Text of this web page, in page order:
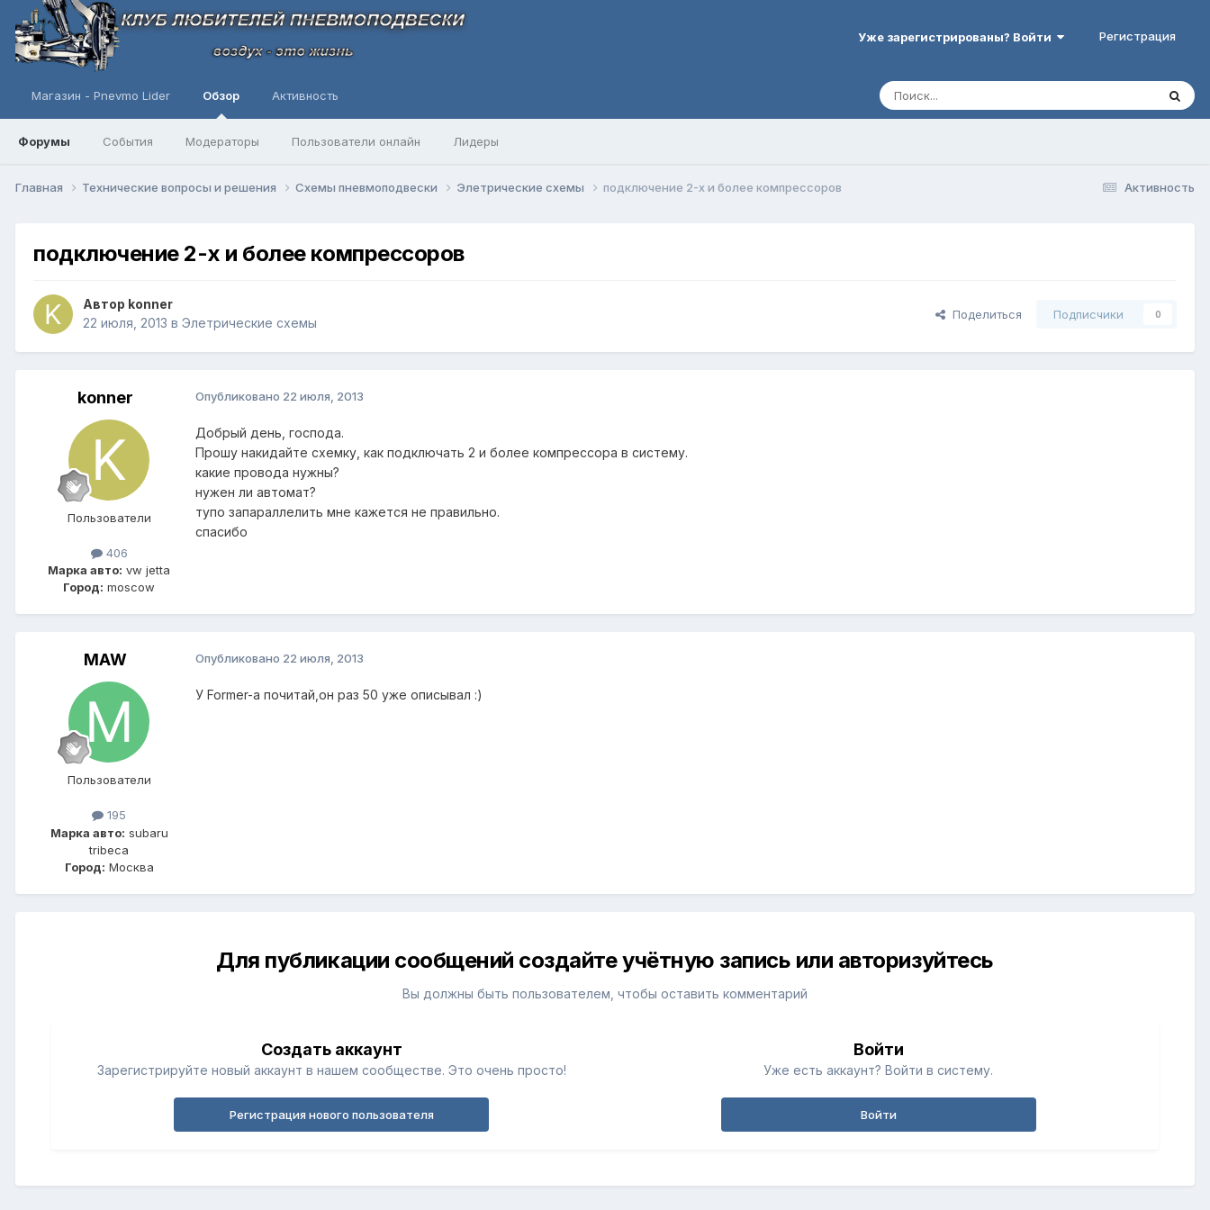
Уже зарегистрированы? Войти Регистрация
Магазин - Pnevmo Lider Обзор
Форумы События Модераторы Пользователи онлайн Лидеры
Активность
Активность
Главная Технические вопросы и решения Схемы пневмоподвески Элетрические схемы подключение 2-х и более компрессоров
подключение 2-х и более компрессоров
Автор konner
22 июля, 2013 в Элетрические схемы
Поделиться Подписчики 0
konner
Пользователи
406
Марка авто: vw jetta
Город: moscow
Опубликовано 22 июля, 2013
Добрый день, господа.
Прошу накидайте схемку, как подключать 2 и более компрессора в систему.
какие провода нужны?
нужен ли автомат?
тупо запараллелить мне кажется не правильно.
спасибо
MAW
Пользователи
195
Марка авто: subaru
tribeca
Город: Москва
Опубликовано 22 июля, 2013
У Former-а почитай,он раз 50 уже описывал :)
Для публикации сообщений создайте учётную запись или авторизуйтесь
Вы должны быть пользователем, чтобы оставить комментарий
Создать аккаунт
Зарегистрируйте новый аккаунт в нашем сообществе. Это очень просто!
Регистрация нового пользователя
Войти
Уже есть аккаунт? Войти в систему.
Войти